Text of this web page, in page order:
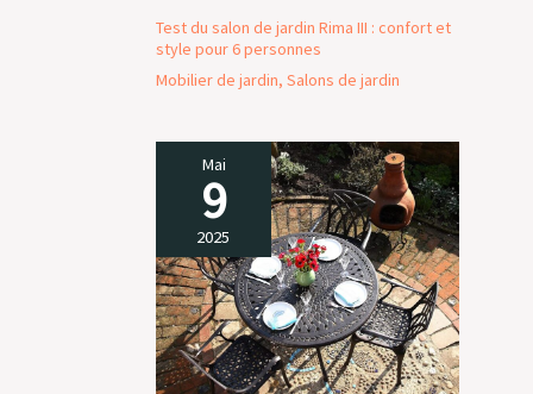
rangement
exterieur. LA
POLYVALENCE AU
de jardin XXL n'est
pas seulement un
espace de
rangement ; il est
une extension de
votre maison.
Parfait pour les
meubles de
rangement de
votre salon de
Test du salon de jardin Rima III : confort et
style pour 6 personnes
Mobilier de jardin, Salons de jardin
Mai
9
2025